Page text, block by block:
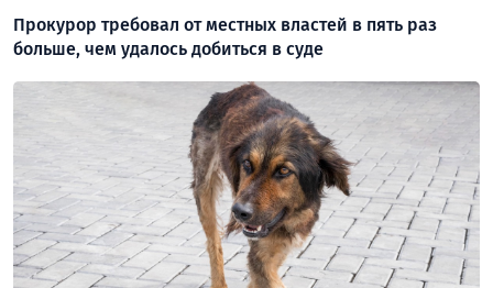
Прокурор требовал от местных властей в пять раз
больше, чем удалось добиться в суде